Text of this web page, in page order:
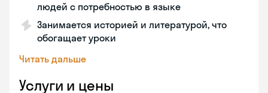
людей с потребностью в языке
Занимается историей и литературой, что
обогащает уроки
Читать дальше
Услуги и цены